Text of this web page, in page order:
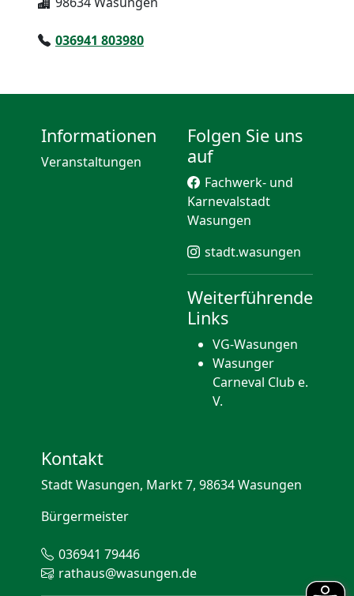
036941 803980
Informationen
Veranstaltungen
Folgen Sie uns
auf
Fachwerk- und
Karnevalstadt
Wasungen
stadt.wasungen
Weiterführende
Links
VG-Wasungen
Wasunger
Carneval Club e.
V.
Kontakt
Stadt Wasungen, Markt 7, 98634 Wasungen
Bürgermeister
036941 79446
rathaus@wasungen.de